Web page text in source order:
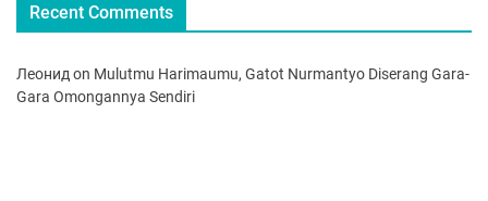
Recent Comments
Леонид on Mulutmu Harimaumu, Gatot Nurmantyo Diserang Gara-
Gara Omongannya Sendiri